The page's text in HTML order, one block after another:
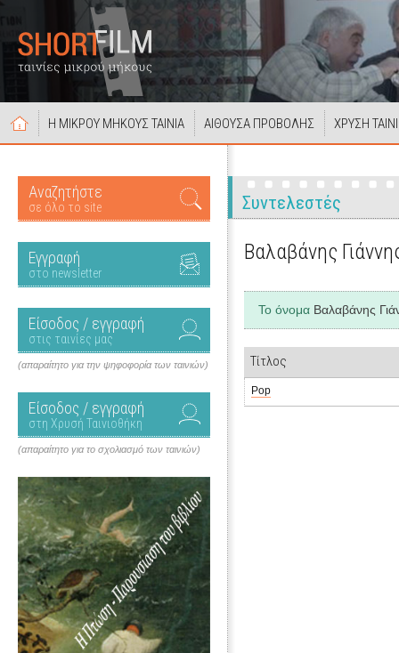
Η ΜΙΚΡΟΥ ΜΗΚΟΥΣ ΤΑΙΝΙΑ ΑΙΘΟΥΣΑ ΠΡΟΒΟΛΗΣ ΧΡΥΣΗ
Αναζητήστε
σε όλο το site
Εγγραφή
στο newsletter
Είσοδος / εγγραφή
στις ταινίες μας
(απαραίτητο για την ψηφοφορία των ταινιών)
Είσοδος / εγγραφή
στη Χρυσή Ταινιοθήκη
(απαραίτητο για το σχολιασμό των ταινιών)
Συντελεστές
Βαλαβάνης
Το όνομα Βαλαβάνης
Τίτλος
Pop